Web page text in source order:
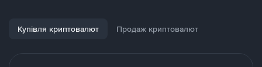
Купівля криптовалют Продаж криптовалют